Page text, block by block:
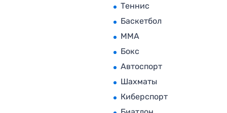
Теннис
Баскетбол
MMA
Бокс
Автоспорт
Шахматы
Киберспорт